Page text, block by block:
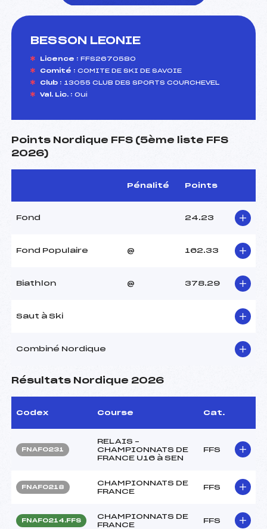
BESSON LEONIE
Licence : FFS2670580
Comité : COMITE DE SKI DE SAVOIE
Club : 13055 CLUB DES SPORTS COURCHEVEL
Val. Lic. : Oui
Points Nordique FFS (5ème liste FFS
2026)
Pénalité Points
Fond 24.23
Fond Populaire @ 162.33
Biathlon @ 378.29
Saut à Ski
Combiné Nordique
Résultats Nordique 2026
Codex Course Cat.
FNAF0231
RELAIS –
CHAMPIONNATS DE
FRANCE U16 à SEN
FFS
FNAF0218
CHAMPIONNATS DE
FRANCE
FFS
FNAF0214.FFS
CHAMPIONNATS DE
FRANCE
FFS